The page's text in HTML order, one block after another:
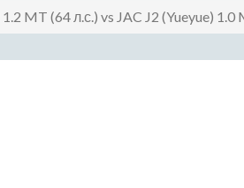
MT (64 л.с.) vs JAC J2 (Yueyue) 1.0